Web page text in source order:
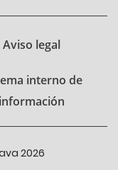
Aviso legal
interno de
información
2026